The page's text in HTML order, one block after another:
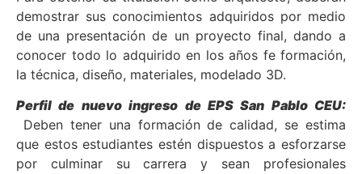
demostrar sus conocimientos adquiridos por medio
de una presentación de un proyecto final, dando a
conocer todo lo adquirido en los años fe formación,
la técnica, diseño, materiales, modelado 3D.
Perfil de nuevo ingreso de EPS San Pablo CEU:
Deben tener una formación de calidad, se estima
que estos estudiantes estén dispuestos a esforzarse
por culminar su carrera y sean profesionales